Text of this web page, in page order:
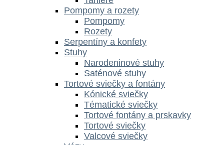
Pompomy a rozety
Pompomy
Rozety
Serpentíny a konfety
Stuhy
Narodeninové stuhy
Saténové stuhy
Tortové sviečky a fontány
Kónické sviečky
Tématické sviečky
Tortové fontány a prskavky
Tortové sviečky
Valcové sviečky